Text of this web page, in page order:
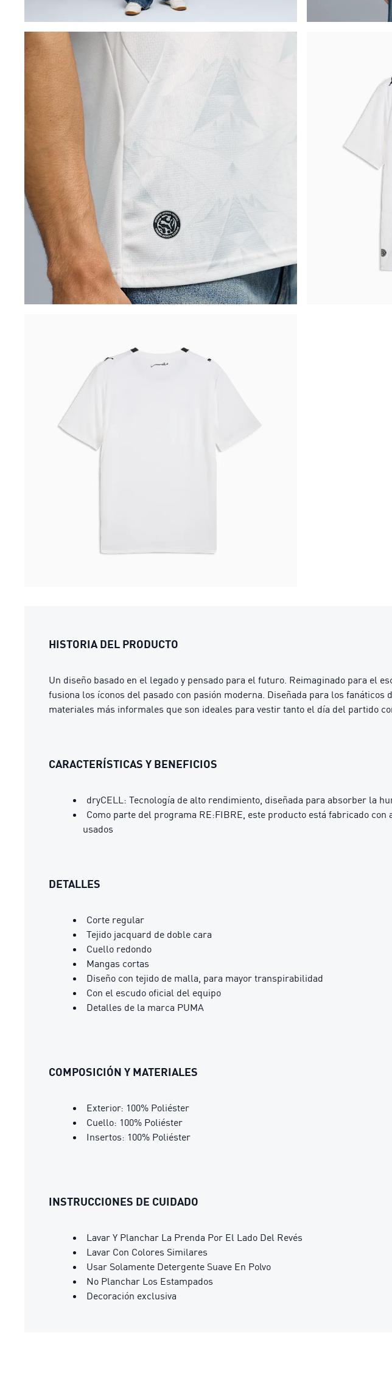
HISTORIA DEL PRODUCTO
Un diseño basado en el legado y pensado para el futuro. Reimaginado para el
fusiona los íconos del pasado con pasión moderna. Diseñada para los
materiales más informales que son ideales para vestir tanto el día del partido
CARACTERÍSTICAS Y BENEFICIOS
dryCELL: Tecnología de alto rendimiento, diseñada para absorber la
Como parte del programa RE:FIBRE, este producto está fabricado
usados
DETALLES
Corte regular
Tejido jacquard de doble cara
Cuello redondo
Mangas cortas
Diseño con tejido de malla, para mayor transpirabilidad
Con el escudo oficial del equipo
Detalles de la marca PUMA
COMPOSICIÓN Y MATERIALES
Exterior: 100% Poliéster
Cuello: 100% Poliéster
Insertos: 100% Poliéster
INSTRUCCIONES DE CUIDADO
Lavar Y Planchar La Prenda Por El Lado Del Revés
Lavar Con Colores Similares
Usar Solamente Detergente Suave En Polvo
No Planchar Los Estampados
Decoración exclusiva